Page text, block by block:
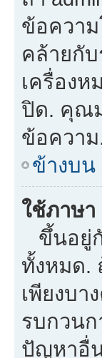
ข้อควา
คล้ายกั
เครื่องห
ปิด. คุณ
ข้อความ
ข้างบน
ใช้ภาษา
ขึ้นอยู่กั
ทั้งหมด.
เพียงบา
รบกวน
ปัญหาอื่น